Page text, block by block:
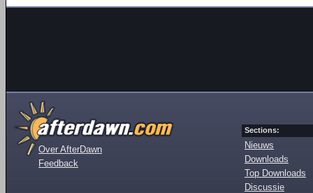
Over AfterDawn
Feedback
Sections:
Nieuws
Downloads
Top Downloads
Discussie